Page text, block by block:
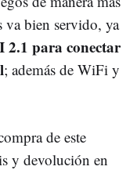
va bien servido, ya
2.1 para conectar
; además de WiFi y
de este
y devolución en